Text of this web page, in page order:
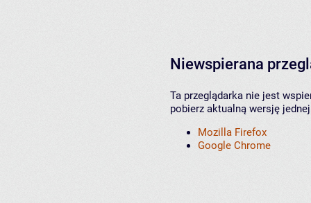
Niewspierana
Ta przeglądarka nie jest
pobierz aktualną wersję
Mozilla Firefox
Google Chrome